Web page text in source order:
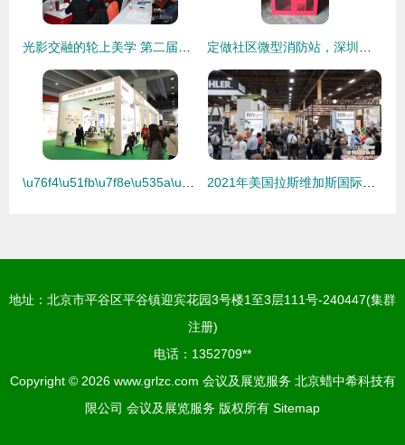
光影交融的轮上美学 第二届上海国际汽车灯具展览会平面设计解析 定做社区微型消防站，深圳室外消防器材柜厂家助力会议会展服务安全升级
\u76f4\u51fb\u7f8e\u535a\u4f1a \u4e4b \u5929\u6d25\u5c1a\u7f8e\u84c4\u52bf\u53d1\u529b \uff1a\u529f\u6548\u841d\u58eb\u8349\u5360\u9886\u62a4\u80a4\u9ad8\u5730\uff0c\u4906\u80bf\u5e73\u9762\u8bbe\u8ba1\u5410\u840c 2021年美国拉斯维加斯国际酒店设计展览会（HD Expo）详情指南
地址：北京市平谷区平谷镇迎宾花园3号楼1至3层111号-240447(集群
注册)
电话：1352709**
Copyright © 2026 www.grlzc.com 会议及展览服务 北京蜡中希科技有
限公司 会议及展览服务 版权所有 Sitemap